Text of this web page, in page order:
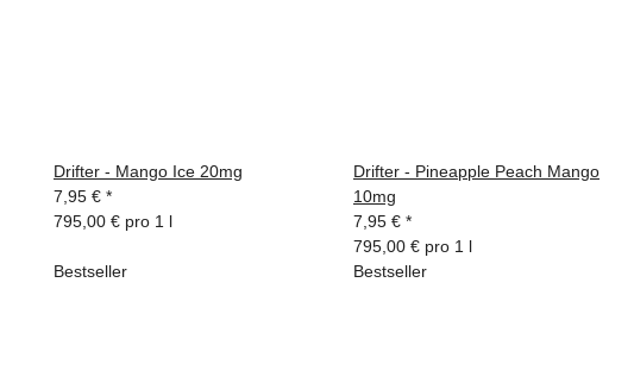
Drifter - Mango Ice 20mg
7,95 € *
795,00 € pro 1 l
Drifter - Pineapple Peach Mango
10mg
7,95 € *
795,00 € pro 1 l
Bestseller Bestseller